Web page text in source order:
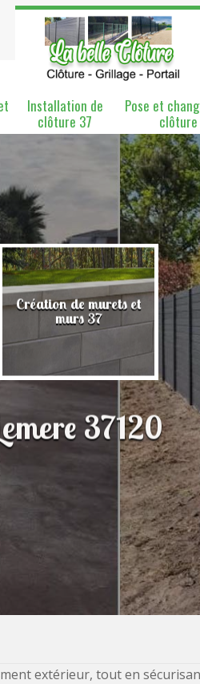
Installation de
clôture 37
Pose et
clôture
Création de murets et
murs 37
37120
extérieur, tout en